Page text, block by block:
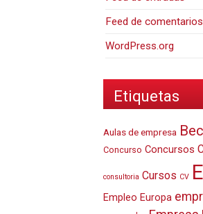
Feed de comentarios
WordPress.org
Etiquetas
Aulas de empresa
Concurso Concursos
consultoria Cursos CV
Empleo Europa